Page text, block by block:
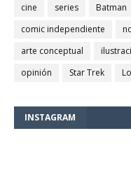
cine series Batman
comic independiente
arte conceptual
opinión
Star Trek
INSTAGRAM